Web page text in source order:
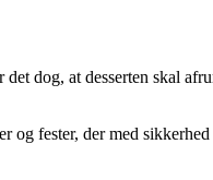
dog, at desserten skal
og fester, der med